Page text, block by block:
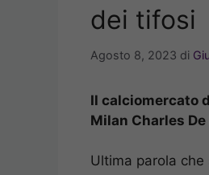
dei tifosi
Agosto 8, 2023 di
Il calciomercato
Milan Charles
Ultima parola